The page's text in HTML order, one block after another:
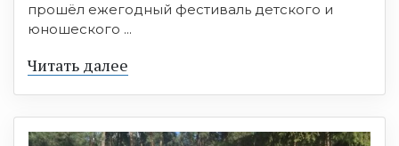
прошёл ежегодный фестиваль детского и
юношеского ...
Читать далее